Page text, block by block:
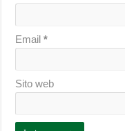
Email*
Sito web